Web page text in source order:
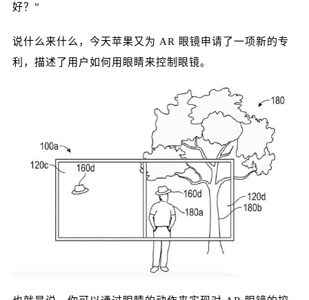
好？”
说什么来什么，今天苹果又为 AR 眼镜申请了一项新的专
利，描述了用户如何用眼睛来控制眼镜。
关专利外，苹果近日还为 Apple Glasses 的隐私保
私屏幕，通过增强现实技术实现，只有佩戴苹果 AR
眼镜的用户才可以看到隐私屏幕上的信息。 如果你
的看到正常显示的屏幕，但对于周围没有佩戴苹果
AR 眼镜的人来说，无法看清你的屏幕。 当然，这
不仅可以向用户展示信息内容，还可以与屏幕进行
交互，比如点击屏幕上的某个 App 等等。 其实这个
感觉，就像是贴了一个防偷窥的保护膜，别人无法
看到你屏幕上的信息。 反正现在 AR 眼镜的概况已
经很清晰了，可以眼控、手势、交互联动。 如果再
配合 Apple Watch、AirPods 的话，那么未来真就
没 iPhone 什么事了… 素材来源于网络，如有侵权